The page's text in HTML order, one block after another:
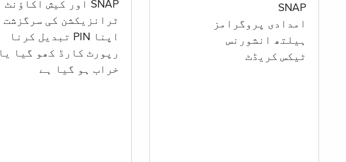
SNAP اور کیش اکاؤنٹ
ٹرانزیکشن کی سرگزشت
اپنا PIN تبدیل کرنا
رپورٹ کارڈ کھو گیا یا
خراب ہو گيا ہے
SNAP
امدادی پروگرامز
‏ہیلتھ انشورنس
ٹیکس کریڈٹ